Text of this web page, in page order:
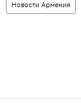
Новости Армения